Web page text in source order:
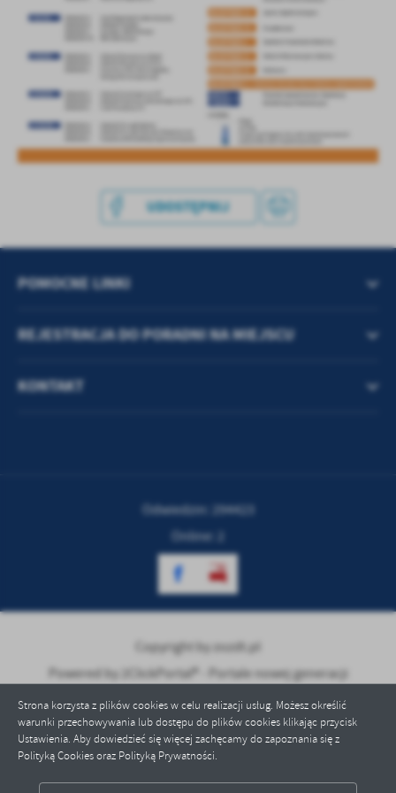
Strona korzysta z plików cookies w celu realizacji usług. Możesz określić
warunki przechowywania lub dostępu do plików cookies klikając przycisk
Ustawienia. Aby dowiedzieć się więcej zachęcamy do zapoznania się z
Polityką Cookies oraz Polityką Prywatności.
treści w postaci wiadomości, ofert, komunikatów mediów
społecznościowych.
UDOSTĘPNIJ
POMOCNE LINKI
REJESTRACJA DO PORADNI NA MIEJSCU
KONTAKT
Odwiedzin: 294423
Online: 2
Copyright by zozdt.pl
Powered by
2ClickPortal® - Portale nowej generacji